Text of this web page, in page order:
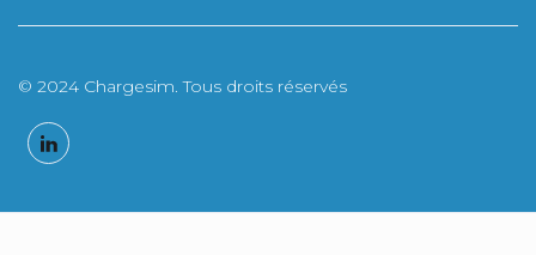
© 2024 Chargesim. Tous droits réservés